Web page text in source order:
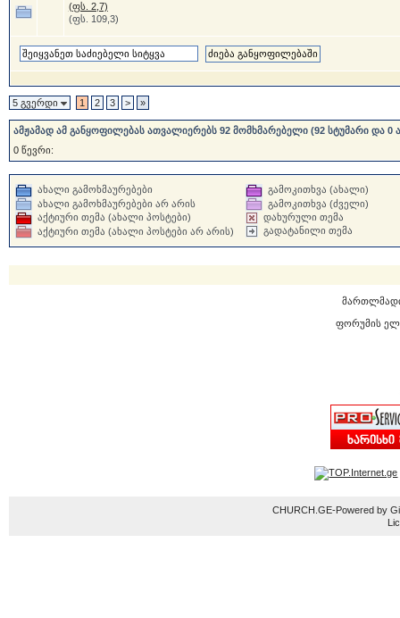
(ფს. 2,7)
(ფს. 109,3)
5 გვერდი 1 2 3 > »
ამჟამად ამ განყოფილებას ათვალიერებს 92 მომხმარებელი (92 სტუმარი და 0
0 წევრი:
ახალი გამოხმაურებები
ახალი გამოხმაურებები არ არის
აქტიური თემა (ახალი პოსტები)
აქტიური თემა (ახალი პოსტები არ არის)
გამოკითხვა (ახალი)
გამოკითხვა (ძველი)
დახურული თემა
გადატანილი თემა
ფორუმის
CHURCH.GE-Powered by